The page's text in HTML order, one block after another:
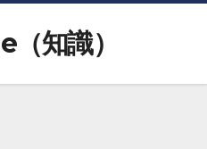
知識）